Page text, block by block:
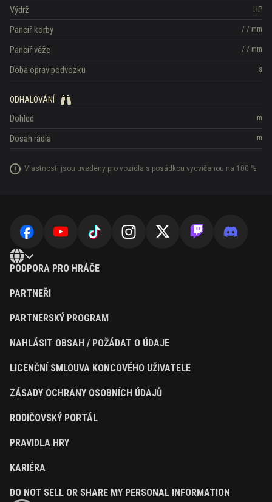
HP
Výdrž
/ / mm
Pancíř korby
/ / mm
Pancíř věže
s
Doba oprav podvozku
ODHALOVÁNÍ
m
Dohled
m
Dosah rádia
Vlastnosti jsou uvedeny pro vozidla s posádkou vycvičenou na 100 %.
PODPORA PRO HRÁČE
PARTNEŘI
PARTNERSKÝ PROGRAM
NAHLÁSIT OBSAH / POŽÁDAT O ÚDAJE
LICENČNÍ SMLOUVA KONCOVÉHO UŽIVATELE
ZÁSADY OCHRANY OSOBNÍCH ÚDAJŮ
RODIČOVSKÝ PORTÁL
PRAVIDLA HRY
KARIÉRA
DO NOT SELL OR SHARE MY PERSONAL INFORMATION